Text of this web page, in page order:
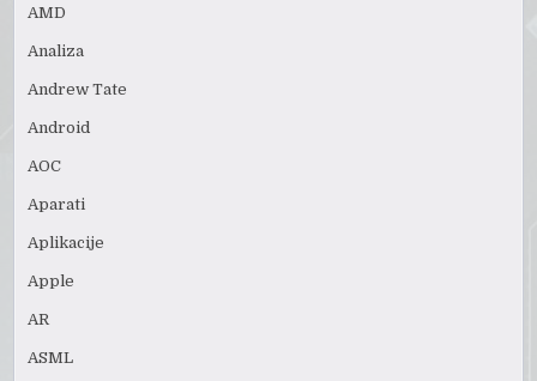
AMD
Analiza
Andrew Tate
Android
AOC
Aparati
Aplikacije
Apple
AR
ASML